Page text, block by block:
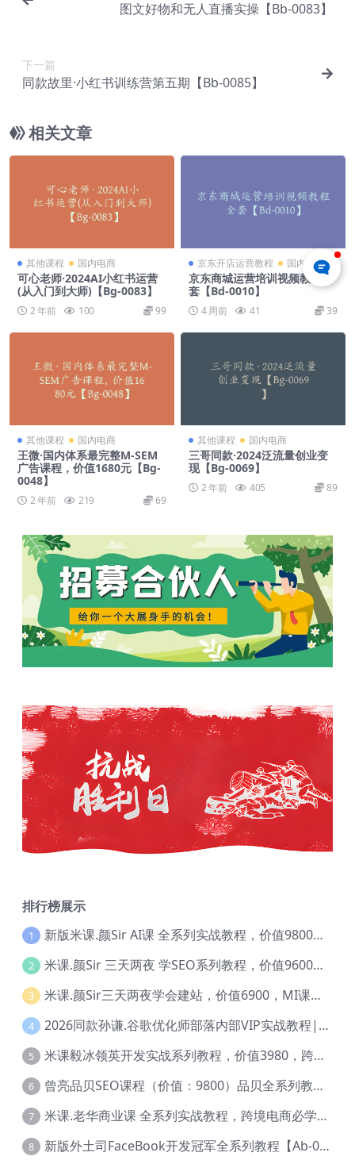
图文好物和无人直播实操【Bb-0083】
下一篇
同款故里·小红书训练营第五期【Bb-0085】
相关文章
其他课程 国内电商
可心老师·2024AI小红书运营
(从入门到大师)【Bg-0083】
2 年前 100 99
京东开店运营教程 国内电商
京东商城运营培训视频教程全
套【Bd-0010】
4 周前 41 39
其他课程 国内电商
王微·国内体系最完整M-SEM
广告课程，价值1680元【Bg-
0048】
2 年前 219 69
其他课程 国内电商
三哥同款·2024泛流量创业变
现【Bg-0069】
2 年前 405 89
排行榜展示
1 新版米课.颜Sir AI课 全系列实战教程，价值9800，跨境首选！【Ag-0052】
2 米课.颜Sir 三天两夜 学SEO系列教程，价值9600元，跨境人都在学 【Ag-0056】
3 米课.颜Sir三天两夜学会建站，价值6900，MI课甄选课程 【Ag-0055】
4 2026同款孙谦.谷歌优化师部落内部VIP实战教程|价值4999元全网独家解码（官方报名版本）【@034】
5 米课毅冰领英开发实战系列教程，价值3980，跨境必选【Ag-0049】
6 曾亮品贝SEO课程（价值：9800）品贝全系列教程 【Ab-0022】
7 米课.老华商业课 全系列实战教程，跨境电商必学，价值16900元【Ag-0053】
8 新版外土司FaceBook开发冠军全系列教程【Ab-0021】